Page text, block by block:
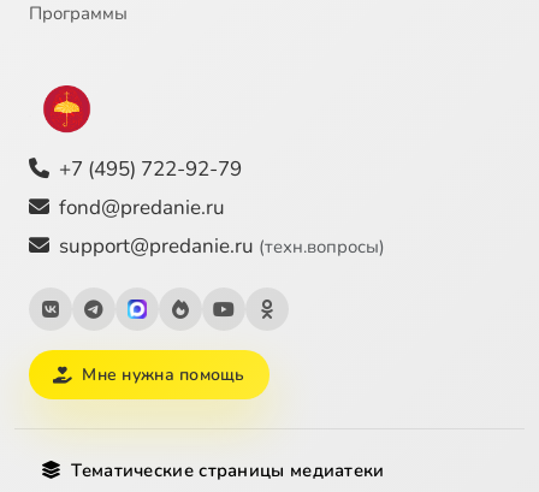
Программы
+7 (495) 722-92-79
fond@predanie.ru
support@predanie.ru (техн.вопросы)
Мне нужна помощь
Тематические страницы медиатеки